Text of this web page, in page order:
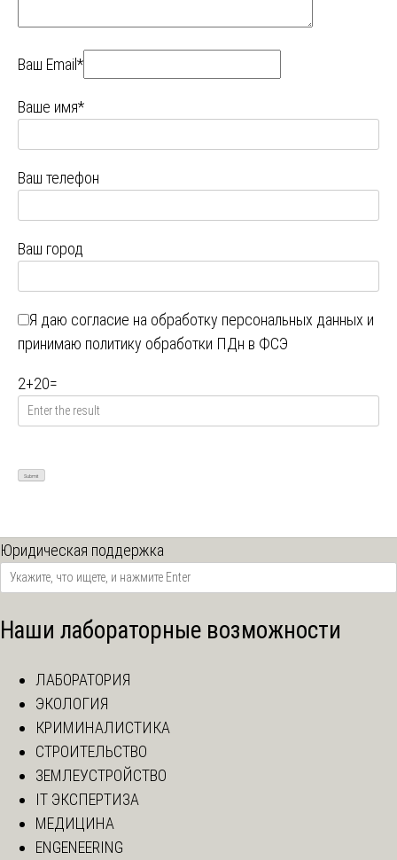
Ваш Email*
Ваше имя*
Ваш телефон
Ваш город
Я даю согласие на обработку персональных данных и
принимаю политику обработки ПДн в ФСЭ
2+20=
Юридическая поддержка
Наши лабораторные возможности
ЛАБОРАТОРИЯ
ЭКОЛОГИЯ
КРИМИНАЛИСТИКА
СТРОИТЕЛЬСТВО
ЗЕМЛЕУСТРОЙСТВО
IT ЭКСПЕРТИЗА
МЕДИЦИНА
ENGENEERING